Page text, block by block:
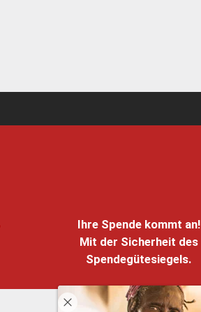
Ihre Spende kommt an!
Mit der Sicherheit des
Spendegütesiegels.